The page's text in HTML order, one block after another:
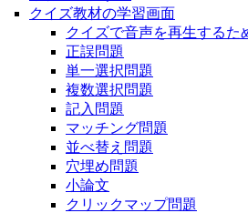
クイズ教材の学習画面
クイズで音声を再生するた
正誤問題
単一選択問題
複数選択問題
記入問題
マッチング問題
並べ替え問題
穴埋め問題
小論文
クリックマップ問題